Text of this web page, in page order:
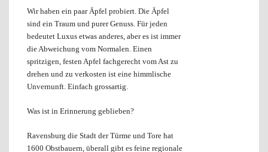
Wir haben ein paar Äpfel probiert. Die Äpfel
sind ein Traum und purer Genuss. Für jeden
bedeutet Luxus etwas anderes, aber es ist immer
die Abweichung vom Normalen. Einen
spritzigen, festen Apfel fachgerecht vom Ast zu
drehen und zu verkosten ist eine himmlische
Unvernunft. Einfach grossartig.
Was ist in Erinnerung geblieben?
Ravensburg die Stadt der Türme und Tore hat
1600 Obstbauern, überall gibt es feine regionale